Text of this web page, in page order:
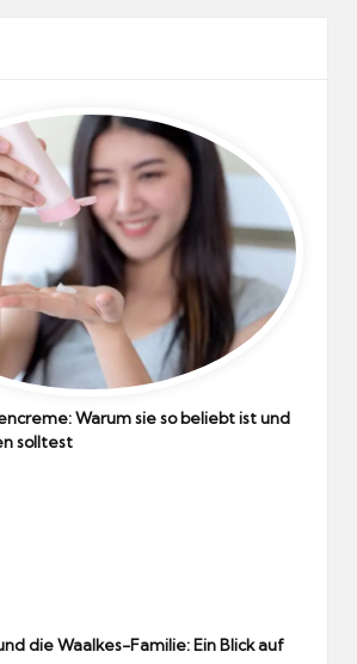
Warum sie so beliebt ist und
solltest
die Waalkes-Familie: Ein Blick auf